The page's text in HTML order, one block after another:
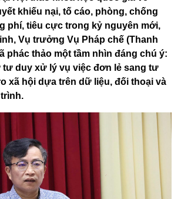
khiếu nại, tố cáo, phòng, chống
phí, tiêu cực trong kỷ nguyên mới,
Vụ trưởng Vụ Pháp chế (Thanh
phác thảo một tầm nhìn đáng chú ý:
tư duy xử lý vụ việc đơn lẻ sang tư
xã hội dựa trên dữ liệu, đối thoại và